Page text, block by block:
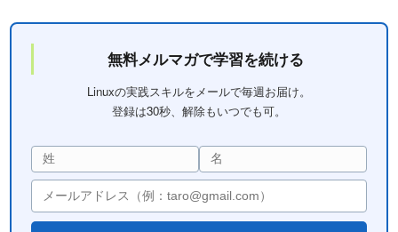
無料メルマガで学習を続ける
Linuxの実践スキルをメールで毎週お届け。
登録は30秒、解除もいつでも可。